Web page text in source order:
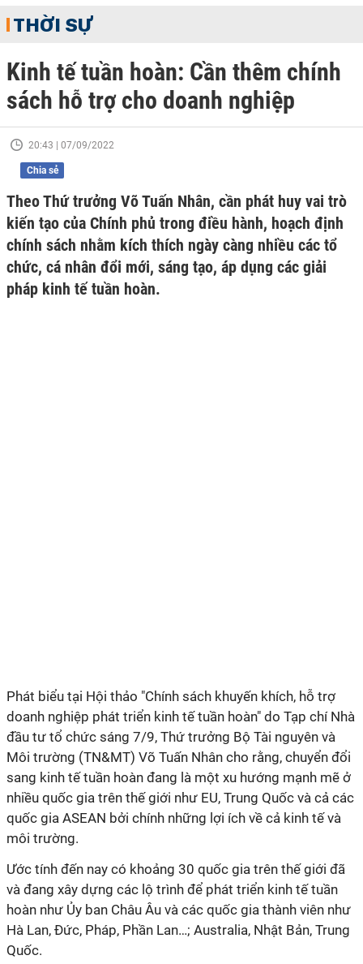
THỜI SỰ
Kinh tế tuần hoàn: Cần thêm chính
sách hỗ trợ cho doanh nghiệp
20:43 | 07/09/2022
Chia sẻ
Theo Thứ trưởng Võ Tuấn Nhân, cần phát huy vai trò
kiến tạo của Chính phủ trong điều hành, hoạch định
chính sách nhằm kích thích ngày càng nhiều các tổ
chức, cá nhân đổi mới, sáng tạo, áp dụng các giải
pháp kinh tế tuần hoàn.
Phát biểu tại Hội thảo "Chính sách khuyến khích, hỗ trợ
doanh nghiệp phát triển kinh tế tuần hoàn" do Tạp chí Nhà
đầu tư tổ chức sáng 7/9, Thứ trưởng Bộ Tài nguyên và
Môi trường (TN&MT) Võ Tuấn Nhân cho rằng, chuyển đổi
sang kinh tế tuần hoàn đang là một xu hướng mạnh mẽ ở
nhiều quốc gia trên thế giới như EU, Trung Quốc và cả các
quốc gia ASEAN bởi chính những lợi ích về cả kinh tế và
môi trường.
Ước tính đến nay có khoảng 30 quốc gia trên thế giới đã
và đang xây dựng các lộ trình để phát triển kinh tế tuần
hoàn như Ủy ban Châu Âu và các quốc gia thành viên như
Hà Lan, Đức, Pháp, Phần Lan…; Australia, Nhật Bản, Trung
Quốc.